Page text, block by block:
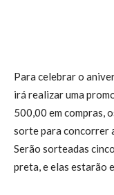
Para celebrar o
irá realizar uma
500,00 em compras,
sorte para concorrer
Serão sorteadas
preta, e elas estarão